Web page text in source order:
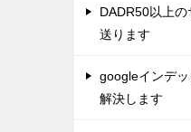
DADR50以上
送ります
googleインデ
解決します